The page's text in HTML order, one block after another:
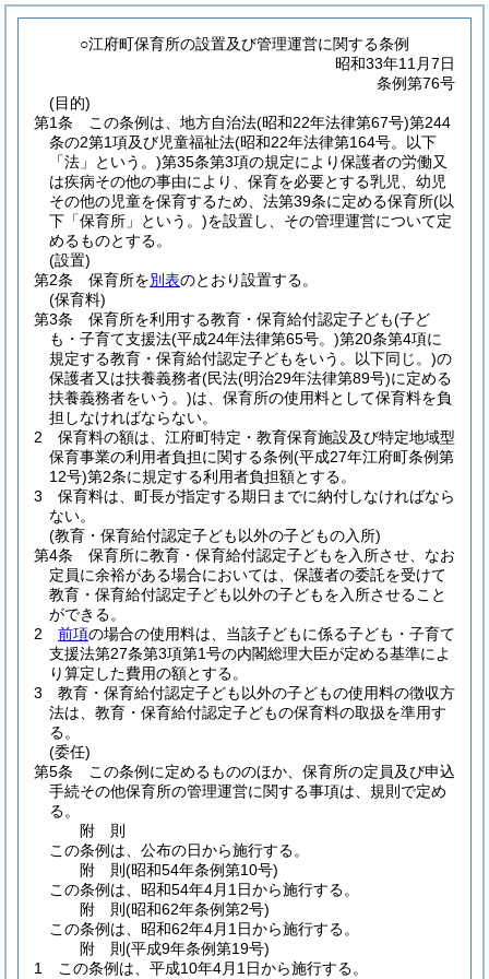
○江府町保育所の設置及び管理運営に関する条例
昭和33年11月7日
条例第76号
(目的)
第1条
この条例は、地方自治法(昭和22年法律第67号)第244
条の2第1項及び児童福祉法(昭和22年法律第164号。以下
「法」という。)第35条第3項の規定により保護者の労働又
は疾病その他の事由により、保育を必要とする乳児、幼児
その他の児童を保育するため、法第39条に定める保育所(以
下「保育所」という。)を設置し、その管理運営について定
めるものとする。
(設置)
第2条
保育所を別表のとおり設置する。
(保育料)
第3条
保育所を利用する教育・保育給付認定子ども(子ど
も・子育て支援法(平成24年法律第65号。)第20条第4項に
規定する教育・保育給付認定子どもをいう。以下同じ。)の
保護者又は扶養義務者(民法(明治29年法律第89号)に定める
扶養義務者をいう。)は、保育所の使用料として保育料を負
担しなければならない。
2
保育料の額は、江府町特定・教育保育施設及び特定地域型
保育事業の利用者負担に関する条例(平成27年江府町条例第
12号)第2条に規定する利用者負担額とする。
3
保育料は、町長が指定する期日までに納付しなければなら
ない。
(教育・保育給付認定子ども以外の子どもの入所)
第4条
保育所に教育・保育給付認定子どもを入所させ、なお
定員に余裕がある場合においては、保護者の委託を受けて
教育・保育給付認定子ども以外の子どもを入所させること
ができる。
2
前項の場合の使用料は、当該子どもに係る子ども・子育て
支援法第27条第3項第1号の内閣総理大臣が定める基準によ
り算定した費用の額とする。
3
教育・保育給付認定子ども以外の子どもの使用料の徴収方
法は、教育・保育給付認定子どもの保育料の取扱を準用す
る。
(委任)
第5条
この条例に定めるもののほか、保育所の定員及び申込
手続その他保育所の管理運営に関する事項は、規則で定め
る。
附 則
この条例は、公布の日から施行する。
附 則(昭和54年条例第10号)
この条例は、昭和54年4月1日から施行する。
附 則(昭和62年条例第2号)
この条例は、昭和62年4月1日から施行する。
附 則(平成9年条例第19号)
1
この条例は、平成10年4月1日から施行する。